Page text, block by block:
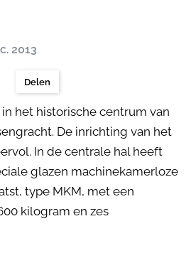
2013
Delen
het historische centrum van
De inrichting van het
In de centrale hal heeft
glazen machinekamerloze
type MKM, met een
kilogram en zes